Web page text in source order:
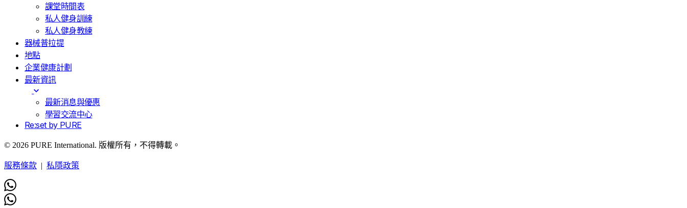
課堂時間表
私人健身訓練
私人健身教練
器械普拉提
地點
企業健康計劃
最新資訊
最新消息與優惠
學習交流中心
Re:set by PURE
© 2026 PURE International. 版權所有，不得轉載。
服務條款 | 私隱政策